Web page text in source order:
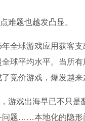
难题也越发凸显。
全球游戏应用获客
球平均水平。当所
竞价游戏，爆发越来
游戏出海早已不只
题……本地化的隐形